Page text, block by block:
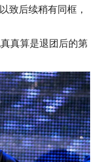
致后续稍有同框，
真算是退团后的第